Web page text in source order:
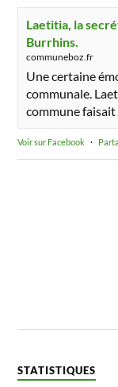
Laetitia, la
Burrhins.
communeboz.fr
Une certaine
communale.
commune faisait
Voir sur Facebook ·
STATISTIQUES